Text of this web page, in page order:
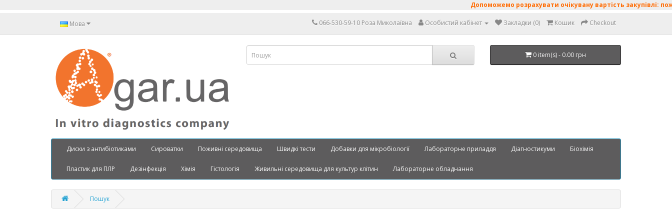
Допоможемо розрахувати очікувану вартість закупівлі:
Мова 066-530-59-10 Роза Миколаївна Особистий кабінет Закладки (0) Кошик Checkout
0 item(s) - 0.00 грн
Диски з антибіотиками Сироватки Поживні середовища Швидкі тести Добавки для мікробіології Лабораторне приладдя Діагностикуми Біохімія
Пластик для ПЛР Дезінфекція Хімія Гістологія Живильні середовища для культур клітин Лабораторне обладнання
Пошук